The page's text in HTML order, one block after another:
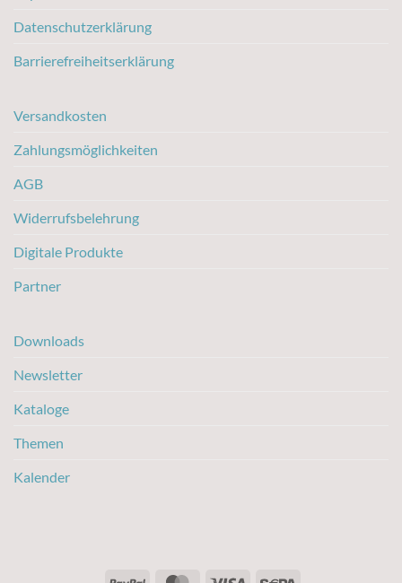
Datenschutzerklärung
Barrierefreiheitserklärung
Versandkosten
Zahlungsmöglichkeiten
AGB
Widerrufsbelehrung
Digitale Produkte
Partner
Downloads
Newsletter
Kataloge
Themen
Kalender